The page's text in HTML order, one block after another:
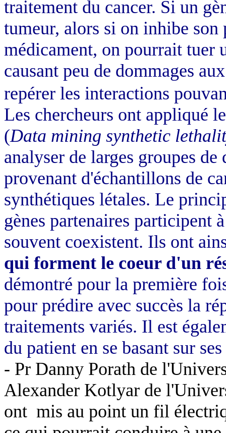
traitement du cancer. Si un
tumeur, alors si on inhibe
médicament, on pourrait tuer
causant peu de dommages
repérer les interactions
Les chercheurs ont appliqué
(Data mining synthetic
analyser de larges groupes
provenant d'échantillons de
synthétiques létales. Le
gènes partenaires participent
souvent coexistent. Ils ont
qui forment le coeur d'un
démontré pour la première
pour prédire avec succès la
traitements variés. Il est
du patient en se basant sur
- Pr Danny Porath de
Alexander Kotlyar de
ont mis au point un fil